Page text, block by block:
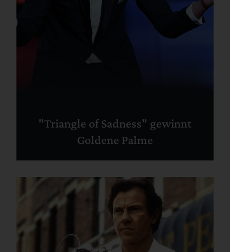
"Triangle of Sadness" gewinnt
Goldene Palme